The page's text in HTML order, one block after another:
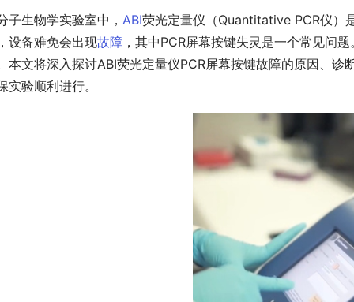
子生物学实验室中， ABI荧光定量仪（Quantitative PCR仪）
设备难免会出现故障 ，其中PCR屏幕按键失灵是一个常见问
本文将深入探讨ABI荧光定量仪PCR屏幕按键故障的原因、诊
实验顺利进行。